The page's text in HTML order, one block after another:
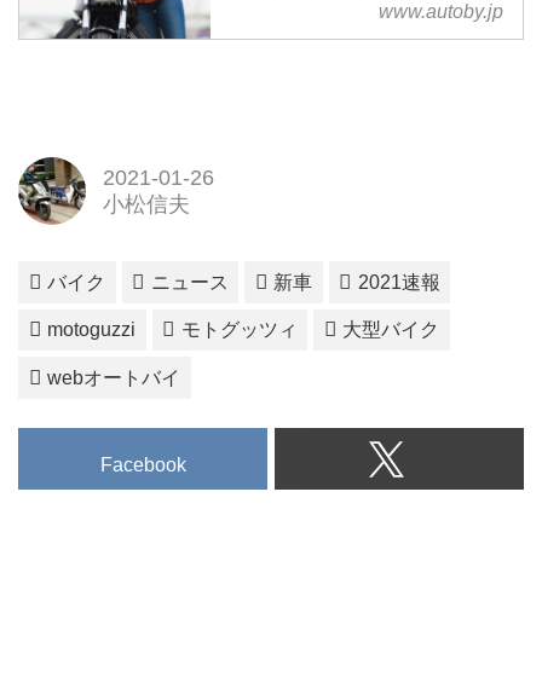
www.autoby.jp
2021-01-26
小松信夫
バイク ニュース 新車 2021速報
motoguzzi モトグッツィ 大型バイク
webオートバイ
Facebook